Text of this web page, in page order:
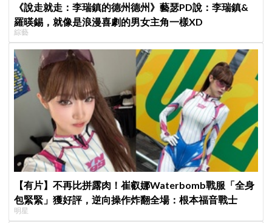
《說走就走：李瑞鎮的德州德州》藝瑟PD說：李瑞鎮&
羅暎錫，就像是浪漫喜劇的男女主角一樣XD
綜藝
【有片】不再比拼露肉！崔叡娜Waterbomb戰服「全身
包緊緊」獲好評，逆向操作炸翻全場：根本福音戰士
明星